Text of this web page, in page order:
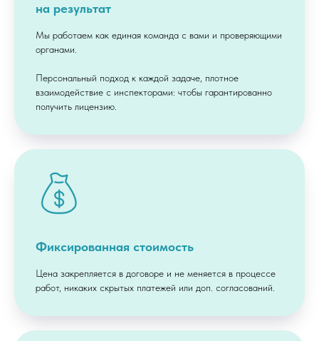
на результат
Мы работаем как единая команда с вами и проверяющими
органами.
Персональный подход к каждой задаче, плотное
взаимодействие с инспекторами: чтобы гарантированно
получить лицензию.
Фиксированная стоимость
Цена закрепляется в договоре и не меняется в процессе
работ, никаких скрытых платежей или доп. согласований.